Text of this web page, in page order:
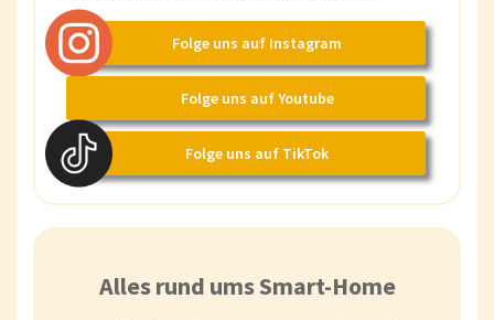
Folge uns auf Instagram
Folge uns auf Youtube
Folge uns auf TikTok
Alles rund ums Smart-Home